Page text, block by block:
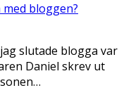
bloggen?
slutade blogga var
Daniel skrev ut